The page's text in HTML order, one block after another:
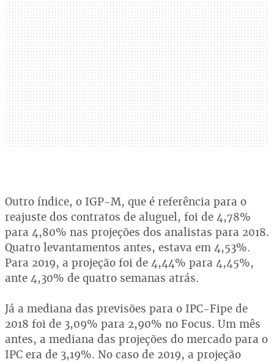
Outro índice, o IGP-M, que é referência para o
reajuste dos contratos de aluguel, foi de 4,78%
para 4,80% nas projeções dos analistas para 2018.
Quatro levantamentos antes, estava em 4,53%.
Para 2019, a projeção foi de 4,44% para 4,45%,
ante 4,30% de quatro semanas atrás.
Já a mediana das previsões para o IPC-Fipe de
2018 foi de 3,09% para 2,90% no Focus. Um mês
antes, a mediana das projeções do mercado para o
IPC era de 3,19%. No caso de 2019, a projeção